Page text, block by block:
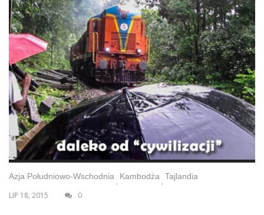
Azja Południowo-Wschodnia , Kambodża , Tajlandia
LIP 18, 2015 0